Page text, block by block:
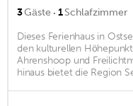
3Gäste · 1Schlafzimmer
Dieses Ferienhaus in
den kulturellen
Ahrenshoop und
hinaus bietet die Region